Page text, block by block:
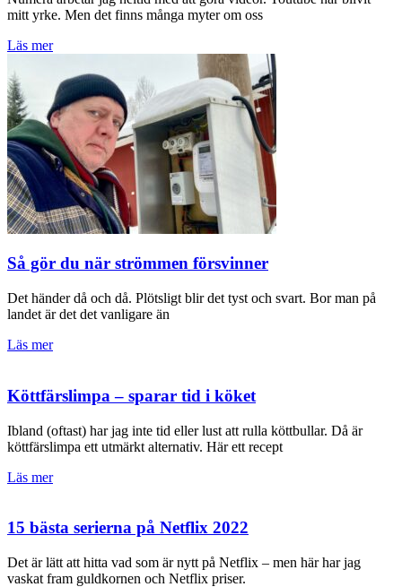
mitt yrke. Men det finns många myter om oss
Läs mer
Så gör du när strömmen försvinner
Det händer då och då. Plötsligt blir det tyst och svart. Bor man på
landet är det det vanligare än
Läs mer
Köttfärslimpa – sparar tid i köket
Ibland (oftast) har jag inte tid eller lust att rulla köttbullar. Då är
köttfärslimpa ett utmärkt alternativ. Här ett recept
Läs mer
15 bästa serierna på Netflix 2022
Det är lätt att hitta vad som är nytt på Netflix – men här har jag
vaskat fram guldkornen och Netflix priser.